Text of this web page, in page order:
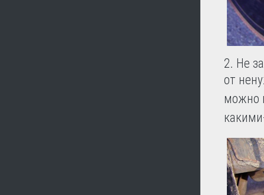
2. Не
от
можно